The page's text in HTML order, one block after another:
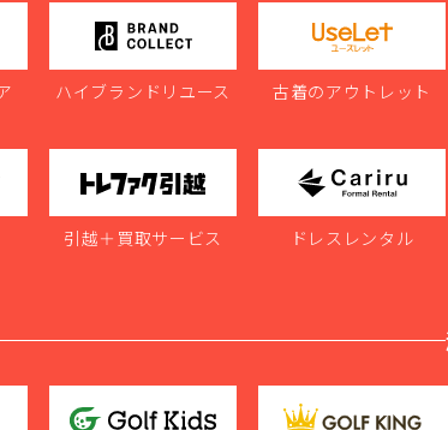
ハイブランドリユース 古着のアウトレット
引越＋買取サービス ドレスレンタル